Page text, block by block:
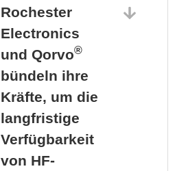
Rochester
Electronics
und Qorvo®
bündeln ihre
Kräfte, um die
langfristige
Verfügbarkeit
von HF-